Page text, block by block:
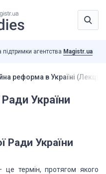
підтримки агентства Magistr.ua
реформа в Україні (Лекції)
Ради України
Ради України
термін, протягом якого